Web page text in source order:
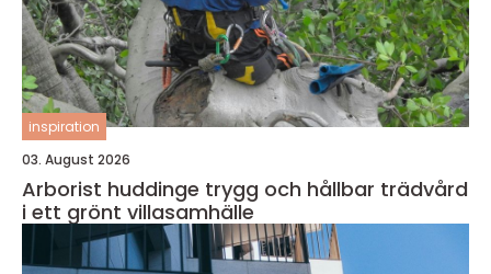
inspiration
03. August 2026
Arborist huddinge trygg och hållbar trädvård
i ett grönt villasamhälle